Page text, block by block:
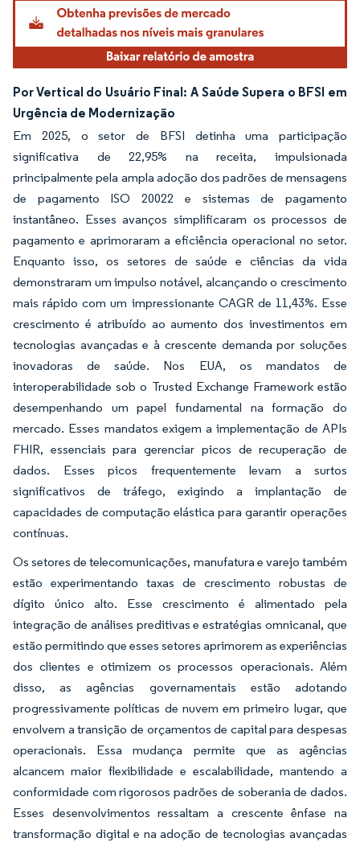
Por Vertical do Usuário Final: A Saúde Supera o BFSI em
Urgência de Modernização
Em 2025, o setor de BFSI detinha uma participação
significativa de 22,95% na receita, impulsionada
principalmente pela ampla adoção dos padrões de mensagens
de pagamento ISO 20022 e sistemas de pagamento
instantâneo. Esses avanços simplificaram os processos de
pagamento e aprimoraram a eficiência operacional no setor.
Enquanto isso, os setores de saúde e ciências da vida
demonstraram um impulso notável, alcançando o crescimento
mais rápido com um impressionante CAGR de 11,43%. Esse
crescimento é atribuído ao aumento dos investimentos em
tecnologias avançadas e à crescente demanda por soluções
inovadoras de saúde. Nos EUA, os mandatos de
interoperabilidade sob o Trusted Exchange Framework estão
desempenhando um papel fundamental na formação do
mercado. Esses mandatos exigem a implementação de APIs
FHIR, essenciais para gerenciar picos de recuperação de
dados. Esses picos frequentemente levam a surtos
significativos de tráfego, exigindo a implantação de
capacidades de computação elástica para garantir operações
contínuas.
Os setores de telecomunicações, manufatura e varejo também
estão experimentando taxas de crescimento robustas de
dígito único alto. Esse crescimento é alimentado pela
integração de análises preditivas e estratégias omnicanal, que
estão permitindo que esses setores aprimorem as experiências
dos clientes e otimizem os processos operacionais. Além
disso, as agências governamentais estão adotando
progressivamente políticas de nuvem em primeiro lugar, que
envolvem a transição de orçamentos de capital para despesas
operacionais. Essa mudança permite que as agências
alcancem maior flexibilidade e escalabilidade, mantendo a
conformidade com rigorosos padrões de soberania de dados.
Esses desenvolvimentos ressaltam a crescente ênfase na
transformação digital e na adoção de tecnologias avançadas